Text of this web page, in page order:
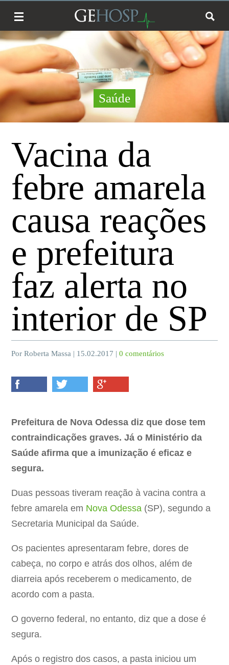
Saúde
Vacina da
febre amarela
causa reações
e prefeitura
faz alerta no
interior de SP
Por Roberta Massa | 15.02.2017 |0 comentários
Prefeitura de Nova Odessa diz que dose tem
contraindicações graves. Já o Ministério da
Saúde afirma que a imunização é eficaz e
segura.
Duas pessoas tiveram reação à vacina contra a
febre amarela em Nova Odessa (SP), segundo a
Secretaria Municipal da Saúde.
Os pacientes apresentaram febre, dores de
cabeça, no corpo e atrás dos olhos, além de
diarreia após receberem o medicamento, de
acordo com a pasta.
O governo federal, no entanto, diz que a dose é
segura.
Após o registro dos casos, a pasta iniciou um